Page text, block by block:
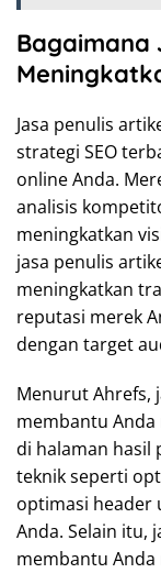
Bagaimana
Jasa penulis
strategi SEO
online Anda.
analisis
meningkatkan
jasa penulis
meningkatkan
reputasi merek
dengan target
Menurut Ahrefs,
membantu Anda
di halaman hasil
teknik seperti
optimasi header
Anda. Selain itu,
membantu Anda